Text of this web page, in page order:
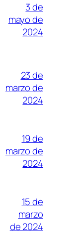
3 de
mayo de
2024
23 de
marzo de
2024
19 de
marzo de
2024
15 de
marzo
de 2024